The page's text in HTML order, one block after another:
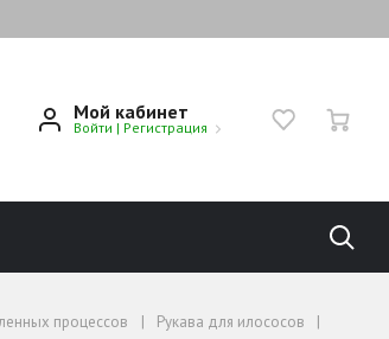
Мой кабинет
Войти | Регистрация
процессов
Рукава для илососов